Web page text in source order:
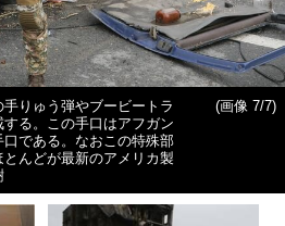
りゅう弾やブービートラ
る。この手口はアフガン
である。なおこの特殊部
んどが最新のアメリカ製
(画像 7/7)